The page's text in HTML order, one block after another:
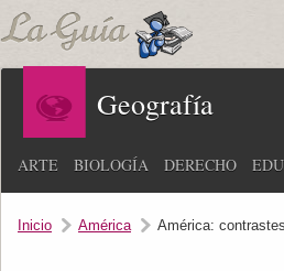
Geografía
ARTE BIOLOGÍA DERECHO
Inicio América América: